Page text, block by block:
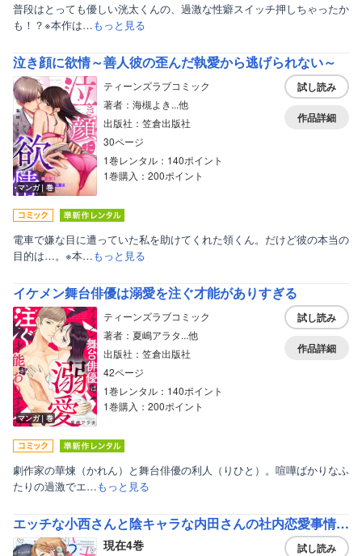
普段はとっても優しい洸太くんの、過激な性癖スイッチ押しちゃったか
も！？※本作は…もっと見る
泣き顔に欲情～善人彼の歪んだ執愛から逃げられない～
マンガ｜巻
ティーンズラブコミック
著者：海槻よき...他
出版社：笠倉出版社
30ページ
1巻レンタル：140ポイント
1巻購入：200ポイント
試し読み
作品詳細
電車で嫌な目に遭っていた私を助けてくれた領くん。だけど彼の本当の
目的は…。※本…もっと見る
イケメン舞台俳優は溺愛を注ぐ才能がありすぎる
マンガ｜巻
ティーンズラブコミック
著者：夏嶋アラタ...他
出版社：笠倉出版社
42ページ
1巻レンタル：140ポイント
1巻購入：200ポイント
試し読み
作品詳細
劇作家の華煉（かれん）と舞台俳優の利人（りひと）。喧嘩ばかりなふ
たりの過激でエ…もっと見る
エッチな小西さんと陰キャラな内田さんの社内恋愛事情【特典付き】【コミックス版】
現在4巻 試し読み